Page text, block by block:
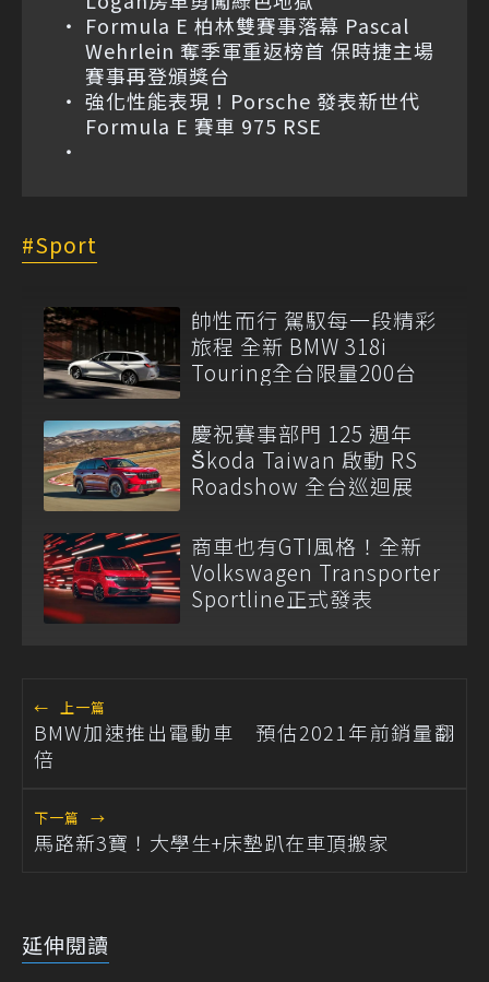
Formula E 柏林雙賽事落幕 Pascal
Wehrlein 奪季軍重返榜首 保時捷主場
賽事再登頒獎台
強化性能表現！Porsche 發表新世代
Formula E 賽車 975 RSE
Sport
帥性而行 駕馭每一段精彩
旅程 全新 BMW 318i
Touring全台限量200台
慶祝賽事部門 125 週年
Škoda Taiwan 啟動 RS
Roadshow 全台巡迴展
商車也有GTI風格！全新
Volkswagen Transporter
Sportline正式發表
← 上一篇
BMW加速推出電動車 預估2021年前銷量翻
倍
下一篇 →
馬路新3寶！大學生+床墊趴在車頂搬家
延伸閱讀